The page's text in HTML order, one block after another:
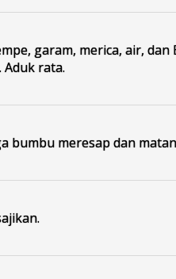
garam, merica, air, dan
Aduk rata.
bumbu meresap dan